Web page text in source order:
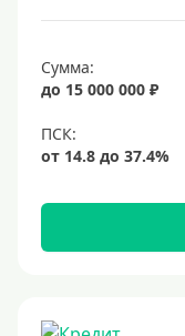
25 лет
30 лет
Месяц
2 месяца
3 месяца
6 месяцев
Ставка
Сумма:
до 15 000 000 ₽